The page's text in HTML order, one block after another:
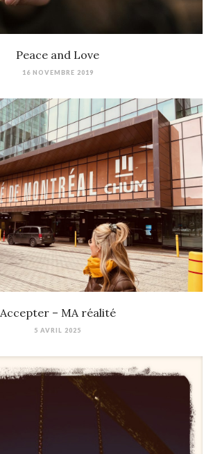
Peace and Love
16 NOVEMBRE 2019
Accepter – MA réalité
5 AVRIL 2025